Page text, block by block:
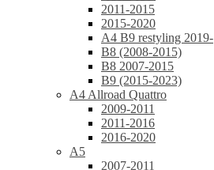
2011-2015
2015-2020
A4 B9 restyling 2019-
B8 (2008-2015)
B8 2007-2015
B9 (2015-2023)
A4 Allroad Quattro
2009-2011
2011-2016
2016-2020
A5
2007-2011